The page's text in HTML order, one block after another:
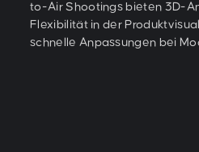
to-Air Shootings bieten 3D-
Flexibilität in der
schnelle Anpassungen bei